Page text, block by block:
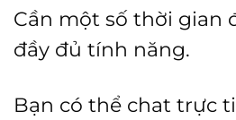
Cần một số thời gian
đầy đủ tính năng.
Bạn có thể chat trực